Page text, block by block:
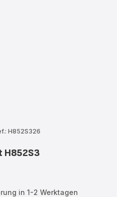
H852S326
in 1-2 Werktagen